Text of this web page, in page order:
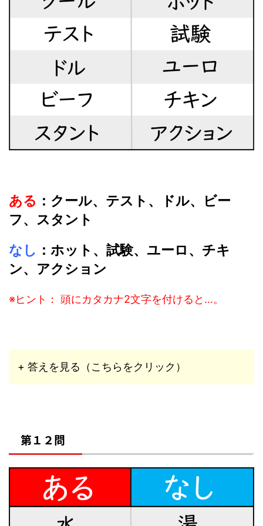
ある ：クール、テスト、ドル、ビー
フ、スタント
なし ：ホット、試験、ユーロ、チキ
ン、アクション
※ヒント： 頭にカタカナ2文字を付けると…。
+ 答えを見る（こちらをクリック）
第１２問